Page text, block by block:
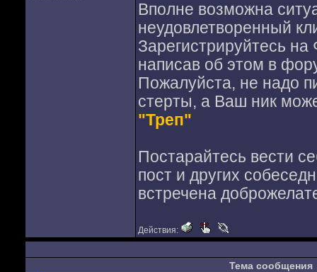
Вполне возможна
неудовлетворенный
Зарегистрируйтесь
написав об этом в
Пожалуйста, не надо
стерты, а Ваш ник
"Треп"
Постарайтесь вести
пост и других
встречена
Действия:
Тема сообщения